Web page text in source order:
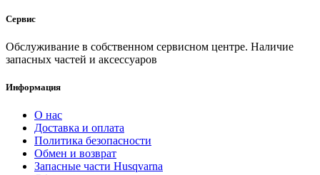
Сервис
Обслуживание в собственном сервисном центре. Наличие
запасных частей и аксессуаров
Информация
О нас
Доставка и оплата
Политика безопасности
Обмен и возврат
Запасные части Husqvarna